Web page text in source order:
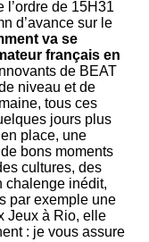
l’ordre de 15H31
d’avance sur le
va se
français en
de BEAT
niveau et de
tous ces
jours plus
place, une
bons moments
cultures, des
chalenge inédit,
par exemple une
Jeux à Rio, elle
: je vous assure